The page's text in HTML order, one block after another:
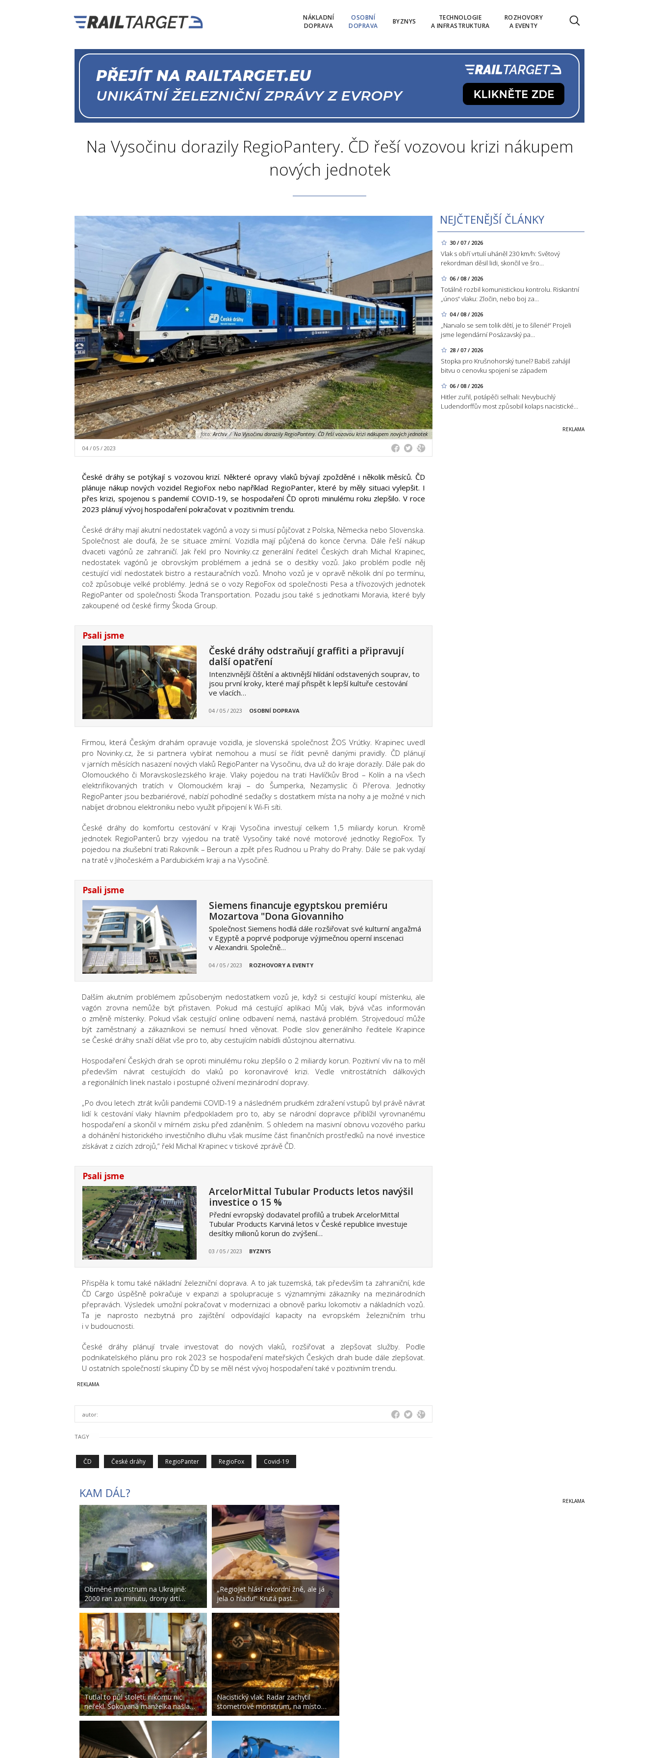
NÁKLADNÍ
DOPRAVA
OSOBNÍ
DOPRAVA
BYZNYS
TECHNOLOGIE
A INFRASTRUKTURA
ROZHOVORY
A EVENTY
Na Vysočinu dorazily RegioPantery. ČD řeší vozovou krizi nákupem
nových jednotek
NEJČTENĚJŠÍ ČLÁNKY
30 / 07 / 2026
Vlak s obří vrtulí uháněl 230 km/h: Světový
rekordman děsil lidi, skončil ve šro…
06 / 08 / 2026
Totálně rozbil komunistickou kontrolu. Riskantní
„únos“ vlaku: Zločin, nebo boj za…
04 / 08 / 2026
„Narvalo se sem tolik dětí, je to šílené!“ Projeli
jsme legendární Posázavský pa…
28 / 07 / 2026
Stopka pro Krušnohorský tunel? Babiš zahájil
bitvu o cenovku spojení se západem
06 / 08 / 2026
Hitler zuřil, potápěči selhali: Nevybuchlý
Ludendorffův most způsobil kolaps nacistické…
foto:Archiv / Na Vysočinu dorazily RegioPantery. ČD řeší vozovou krizi nákupem nových jednotek
04 / 05 / 2023
České dráhy se potýkají s vozovou krizí. Některé opravy vlaků bývají zpožděné i několik měsíců. ČD
plánuje nákup nových vozidel RegioFox nebo například RegioPanter, které by měly situaci vylepšit. I
přes krizi, spojenou s pandemií COVID-19, se hospodaření ČD oproti minulému roku zlepšilo. V roce
2023 plánují vývoj hospodaření pokračovat v pozitivním trendu.
České dráhy mají akutní nedostatek vagónů a vozy si musí půjčovat z Polska, Německa nebo Slovenska.
Společnost ale doufá, že se situace zmírní. Vozidla mají půjčená do konce června. Dále řeší nákup
dvaceti vagónů ze zahraničí. Jak řekl pro Novinky.cz generální ředitel Českých drah Michal Krapinec,
nedostatek vagónů je obrovským problémem a jedná se o desítky vozů. Jako problém podle něj
cestující vidí nedostatek bistro a restauračních vozů. Mnoho vozů je v opravě několik dní po termínu,
což způsobuje velké problémy. Jedná se o vozy RegioFox od společnosti Pesa a třívozových jednotek
RegioPanter od společnosti Škoda Transportation. Pozadu jsou také s jednotkami Moravia, které byly
zakoupené od české firmy Škoda Group.
Psali jsme
České dráhy odstraňují graffiti a připravují
další opatření
Intenzivnější čištění a aktivnější hlídání odstavených souprav, to
jsou první kroky, které mají přispět k lepší kultuře cestování
ve vlacích…
04 / 05 / 2023 OSOBNÍ DOPRAVA
Firmou, která Českým drahám opravuje vozidla, je slovenská společnost ŽOS Vrútky. Krapinec uvedl
pro Novinky.cz, že si partnera vybírat nemohou a musí se řídit pevně danými pravidly. ČD plánují
v jarních měsících nasazení nových vlaků RegioPanter na Vysočinu, dva už do kraje dorazily. Dále pak do
Olomouckého či Moravskoslezského kraje. Vlaky pojedou na trati Havlíčkův Brod – Kolín a na všech
elektrifikovaných tratích v Olomouckém kraji – do Šumperka, Nezamyslic či Přerova. Jednotky
RegioPanter jsou bezbariérové, nabízí pohodlné sedačky s dostatkem místa na nohy a je možné v nich
nabíjet drobnou elektroniku nebo využít připojení k Wi-Fi síti.
České dráhy do komfortu cestování v Kraji Vysočina investují celkem 1,5 miliardy korun. Kromě
jednotek RegioPanterů brzy vyjedou na tratě Vysočiny také nové motorové jednotky RegioFox. Ty
pojedou na zkušební trati Rakovník – Beroun a zpět přes Rudnou u Prahy do Prahy. Dále se pak vydají
na tratě v Jihočeském a Pardubickém kraji a na Vysočině.
Psali jsme
Siemens financuje egyptskou premiéru
Mozartova "Dona Giovanniho
Společnost Siemens hodlá dále rozšiřovat své kulturní angažmá
v Egyptě a poprvé podporuje výjimečnou operní inscenaci
v Alexandrii. Společně…
04 / 05 / 2023 ROZHOVORY A EVENTY
Dalším akutním problémem způsobeným nedostatkem vozů je, když si cestující koupí místenku, ale
vagón zrovna nemůže být přistaven. Pokud má cestující aplikaci Můj vlak, bývá včas informován
o změně místenky. Pokud však cestující online odbavení nemá, nastává problém. Strojvedoucí může
být zaměstnaný a zákazníkovi se nemusí hned věnovat. Podle slov generálního ředitele Krapince
se České dráhy snaží dělat vše pro to, aby cestujícím nabídli důstojnou alternativu.
Hospodaření Českých drah se oproti minulému roku zlepšilo o 2 miliardy korun. Pozitivní vliv na to měl
především návrat cestujících do vlaků po koronavirové krizi. Vedle vnitrostátních dálkových
a regionálních linek nastalo i postupné oživení mezinárodní dopravy.
„Po dvou letech ztrát kvůli pandemii COVID-19 a následném prudkém zdražení vstupů byl právě návrat
lidí k cestování vlaky hlavním předpokladem pro to, aby se národní dopravce přiblížil vyrovnanému
hospodaření a skončil v mírném zisku před zdaněním. S ohledem na masivní obnovu vozového parku
a dohánění historického investičního dluhu však musíme část finančních prostředků na nové investice
získávat z cizích zdrojů,“ řekl Michal Krapinec v tiskové zprávě ČD.
Psali jsme
ArcelorMittal Tubular Products letos navýšil
investice o 15 %
Přední evropský dodavatel profilů a trubek ArcelorMittal
Tubular Products Karviná letos v České republice investuje
desítky milionů korun do zvýšení…
03 / 05 / 2023 BYZNYS
Přispěla k tomu také nákladní železniční doprava. A to jak tuzemská, tak především ta zahraniční, kde
ČD Cargo úspěšně pokračuje v expanzi a spolupracuje s významnými zákazníky na mezinárodních
přepravách. Výsledek umožní pokračovat v modernizaci a obnově parku lokomotiv a nákladních vozů.
Ta je naprosto nezbytná pro zajištění odpovídající kapacity na evropském železničním trhu
i v budoucnosti.
České dráhy plánují trvale investovat do nových vlaků, rozšiřovat a zlepšovat služby. Podle
podnikatelského plánu pro rok 2023 se hospodaření mateřských Českých drah bude dále zlepšovat.
U ostatních společností skupiny ČD by se měl nést vývoj hospodaření také v pozitivním trendu.
autor:
TAGY
ČD České dráhy RegioPanter RegioFox Covid-19
KAM DÁL?
Obrněné monstrum na Ukrajině:
2000 ran za minutu, drony drtí…
Tutlal to půl století, nikomu nic
neřekl. Šokovaná manželka našla…
„RegioJet hlásí rekordní žně, ale já
jela o hladu!“ Krutá past…
Nacistický vlak: Radar zachytil
stometrové monstrum, na místo…